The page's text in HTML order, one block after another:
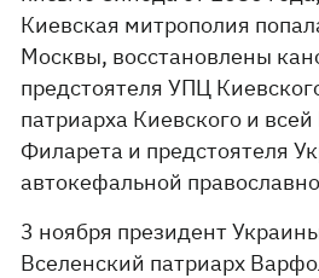
Киевская митрополия
Москвы, восстановлены
предстоятеля УПЦ
патриарха Киевского и
Филарета и предстоятеля
автокефальной
3 ноября президент
Вселенский патриарх